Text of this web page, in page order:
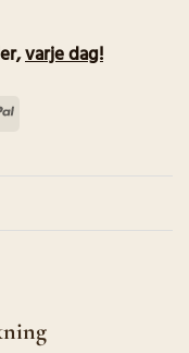
,varje dag!
PayPal